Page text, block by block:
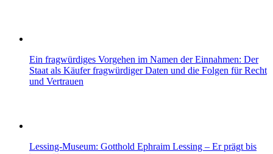
Ein fragwürdiges Vorgehen im Namen der Einnahmen: Der
Staat als Käufer fragwürdiger Daten und die Folgen für Recht
und Vertrauen
Lessing-Museum: Gotthold Ephraim Lessing – Er prägt bis